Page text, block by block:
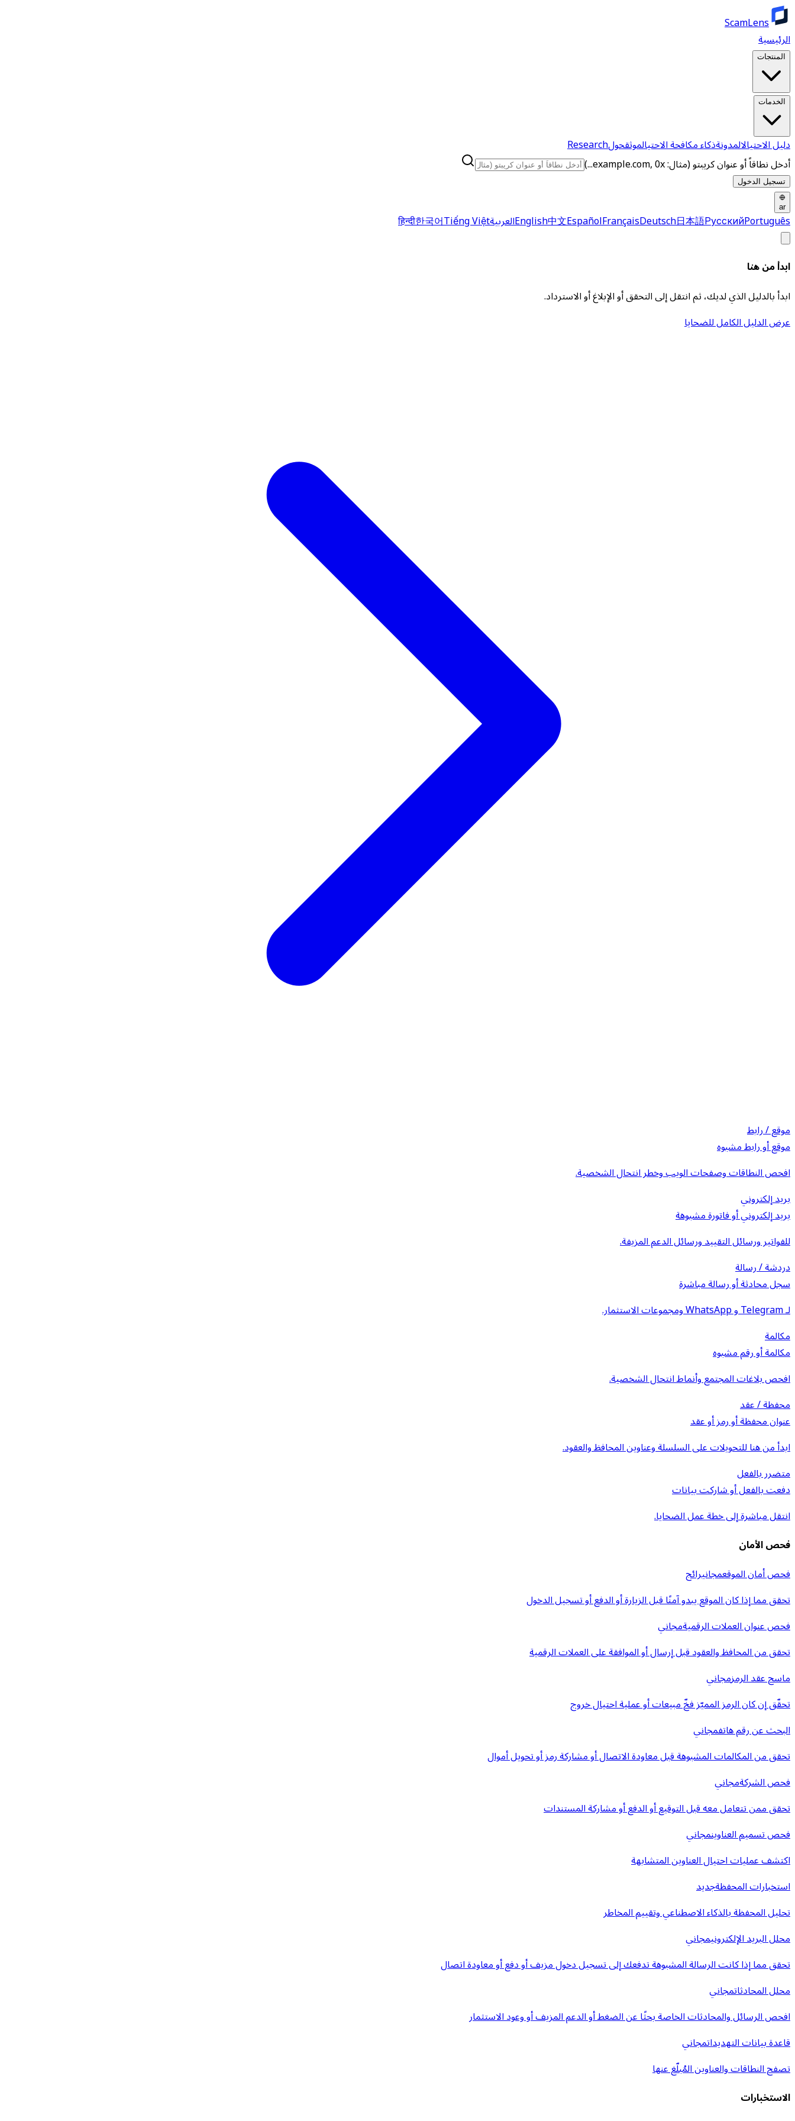
ScamLens
الرئيسية
المنتجات
الخدمات
دليل الاحتيالالمدونةذكاء مكافحة الاحتيالموثقحولResearch
أدخل نطاقاً أو عنوان كريبتو (مثال: example.com, 0x...)
تسجيل الدخول
ar
English中文EspañolFrançaisDeutsch日本語РусскийPortuguês العربية हिन्दी한국어Tiếng Việt
ابدأ من هنا
ابدأ بالدليل الذي لديك، ثم انتقل إلى التحقق أو الإبلاغ أو الاسترداد.
عرض الدليل الكامل للضحايا
موقع / رابط
موقع أو رابط مشبوه
افحص النطاقات وصفحات الويب وخطر انتحال الشخصية.
بريد إلكتروني
بريد إلكتروني أو فاتورة مشبوهة
للفواتير ورسائل التقييد ورسائل الدعم المزيفة.
دردشة / رسالة
سجل محادثة أو رسالة مباشرة
لـ Telegram و WhatsApp ومجموعات الاستثمار.
مكالمة
مكالمة أو رقم مشبوه
افحص بلاغات المجتمع وأنماط انتحال الشخصية.
محفظة / عقد
عنوان محفظة أو رمز أو عقد
ابدأ من هنا للتحويلات على السلسلة وعناوين المحافظ والعقود.
متضرر بالفعل
دفعت بالفعل أو شاركت بيانات
انتقل مباشرة إلى خطة عمل الضحايا.
فحص الأمان
فحص أمان الموقعمجانيرائج
تحقق مما إذا كان الموقع يبدو آمنًا قبل الزيارة أو الدفع أو تسجيل الدخول
فحص عنوان العملات الرقميةمجاني
تحقق من المحافظ والعقود قبل إرسال أو الموافقة على العملات الرقمية
ماسح عقد الرمزمجاني
تحقّق إن كان الرمز المميّز فخّ مبيعات أو عملية احتيال خروج
البحث عن رقم هاتفمجاني
تحقق من المكالمات المشبوهة قبل معاودة الاتصال أو مشاركة رمز أو تحويل أموال
فحص الشركةمجاني
تحقق ممن تتعامل معه قبل التوقيع أو الدفع أو مشاركة المستندات
فحص تسميم العناوينمجاني
اكتشف عمليات احتيال العناوين المتشابهة
استخبارات المحفظةجديد
تحليل المحفظة بالذكاء الاصطناعي وتقييم المخاطر
محلل البريد الإلكترونيمجاني
تحقق مما إذا كانت الرسالة المشبوهة تدفعك إلى تسجيل دخول مزيف أو دفع أو معاودة اتصال
محلل المحادثاتمجاني
افحص الرسائل والمحادثات الخاصة بحثًا عن الضغط أو الدعم المزيف أو وعود الاستثمار
قاعدة بيانات التهديداتمجاني
تصفح النطاقات والعناوين المُبلّغ عنها
الاستخبارات